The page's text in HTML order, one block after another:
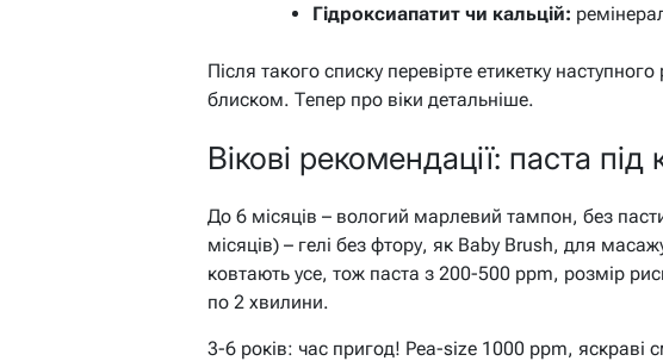
Гідроксиапатит чи кальцій:
Після такого списку перевірте етикетку
блиском. Тепер про віки детальніше.
Вікові рекомендації: паста
До 6 місяців – вологий марлевий тампон, без
місяців) – гелі без фтору, як Baby Brush, для
ковтають усе, тож паста з 200-500 ppm, розмір
по 2 хвилини.
3-6 років: час пригод! Pea-size 1000 ppm, яскраві